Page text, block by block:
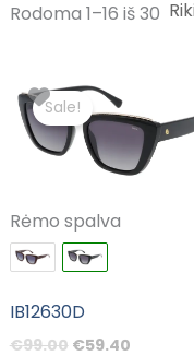
Rodoma 1–16 iš 30
Sale!
Rėmo spalva
IB12630D
€99.00
price
was:
€99.00.
€59.40
is:
€59.40.